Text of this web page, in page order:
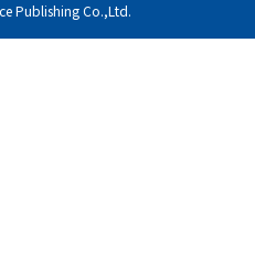
Publishing Co.,Ltd.